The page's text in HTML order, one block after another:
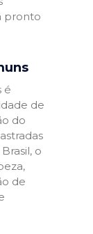
pronto
é
de
do
o
de